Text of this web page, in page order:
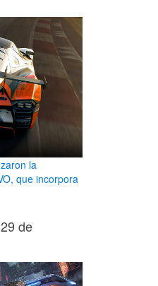
la
que incorpora
de